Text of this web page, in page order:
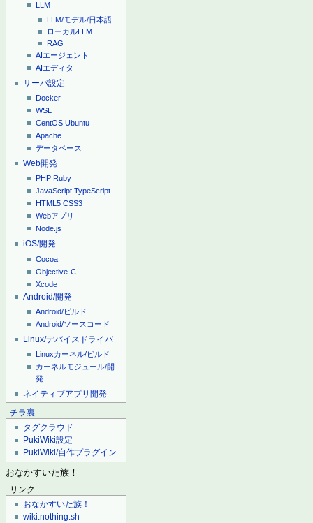
LLM
LLM/モデル/日本語
ローカルLLM
RAG
AIエージェント
AIエディタ
サーバ設定
Docker
WSL
CentOS Ubuntu
Apache
データベース
Web開発
PHP Ruby
JavaScript TypeScript
HTML5 CSS3
Webアプリ
Node.js
iOS/開発
Cocoa
Objective-C
Xcode
Android/開発
Android/ビルド
Android/ソースコード
Linux/デバイスドライバ
Linuxカーネル/ビルド
カーネルモジュール/開
発
ネイティブアプリ開発
チラ裏
タグクラウド
PukiWiki設定
PukiWiki/自作プラグイン
おなかすいた族！
リンク
おなかすいた族！
wiki.nothing.sh